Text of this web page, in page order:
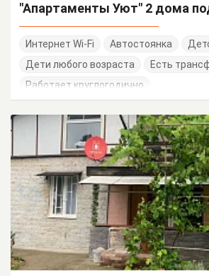
"Апартаменты Уют" 2 дома
Интернет Wi-Fi Автостоянка
Дети любого возраста
Есть
Работает круглогодично